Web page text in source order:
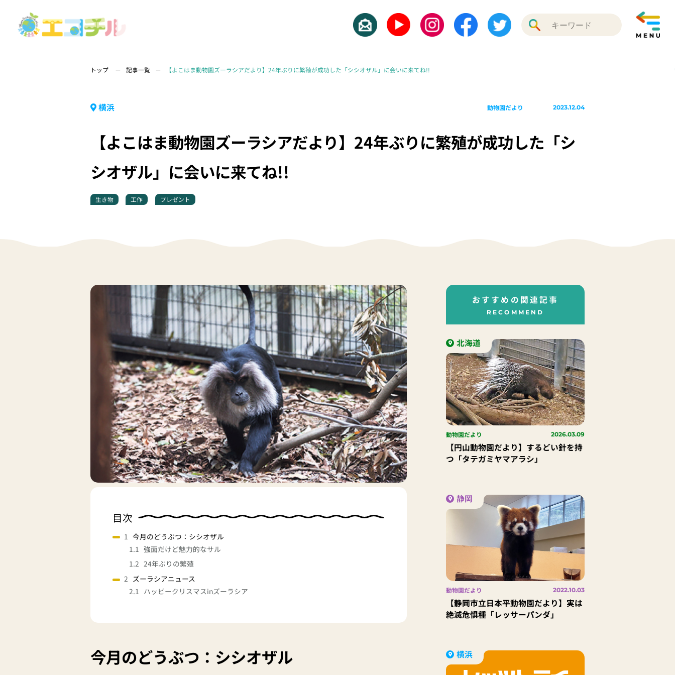
トップ 記事一覧 【よこはま動物園ズーラシアだより】24年ぶりに繁殖が成功した「シシオザル」に会いに来てね!!
横浜 動物園だより 2023.12.04
【よこはま動物園ズーラシアだより】24年ぶりに繁殖が成功した「シ
シオザル」に会いに来てね!!
生き物 工作 プレゼント
目次
今月のどうぶつ：シシオザル
強面だけど魅力的なサル
24年ぶりの繁殖
ズーラシアニュース
ハッピークリスマスinズーラシア
今月のどうぶつ：シシオザル
おすすめの関連記事
RECOMMEND
北海道
動物園だより 2026.03.09
【円山動物園だより】するどい針を持
つ「タテガミヤマアラシ」
静岡
動物園だより 2022.10.03
【静岡市立日本平動物園だより】実は
絶滅危惧種「レッサーパンダ」
横浜